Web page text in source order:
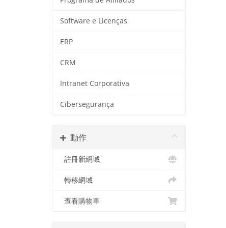
Software e Licenças
ERP
CRM
Intranet Corporativa
Cibersegurança
動作
註冊新網域
轉移網域
查看購物車